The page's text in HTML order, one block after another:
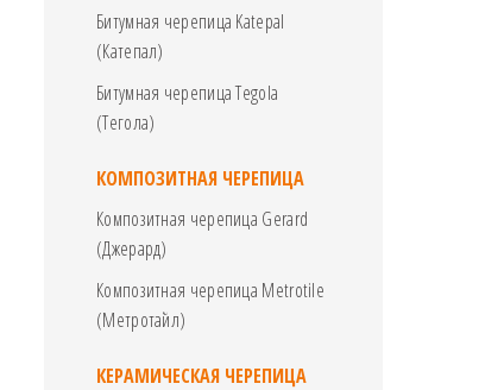
Битумная черепица Katepal
(Катепал)
Битумная черепица Tegola
(Тегола)
КОМПОЗИТНАЯ ЧЕРЕПИЦА
Композитная черепица Gerard
(Джерард)
Композитная черепица Metrotile
(Метротайл)
КЕРАМИЧЕСКАЯ ЧЕРЕПИЦА